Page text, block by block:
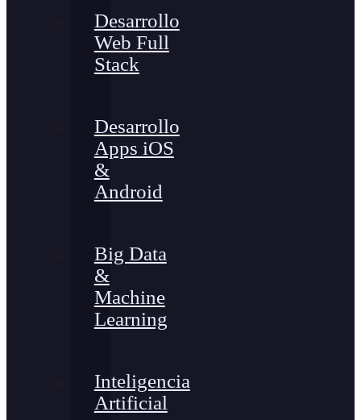
Desarrollo
Web Full
Stack
Desarrollo
Apps iOS
&
Android
Big Data
&
Machine
Learning
Inteligencia
Artificial